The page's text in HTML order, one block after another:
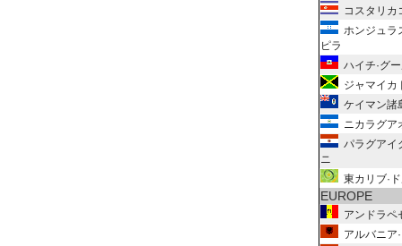
コスタリカ
ホンジュラ
ピラ
ハイチ·グ
ジャマイカ
ケイマン諸
ニカラグア
パラグアイ
ニ
東カリブ·
EUROPE
アンドラペ
アルバニア